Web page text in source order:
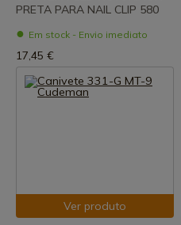
PRETA PARA NAIL CLIP 580
Em stock - Envio imediato
17,45 €
Ver produto